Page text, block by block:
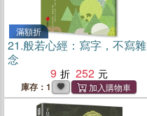
滿額折
21.般若心經：寫字，不寫雜
念
9
252
庫存：1